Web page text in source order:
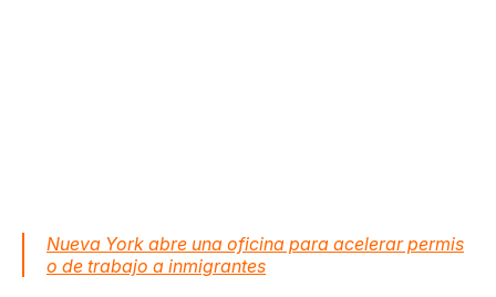
Nueva York abre una oficina para acelerar permis
o de trabajo a inmigrantes